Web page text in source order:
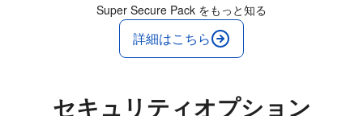
Super Secure Pack をもっと知る
詳細はこちら
セキュリティオプション